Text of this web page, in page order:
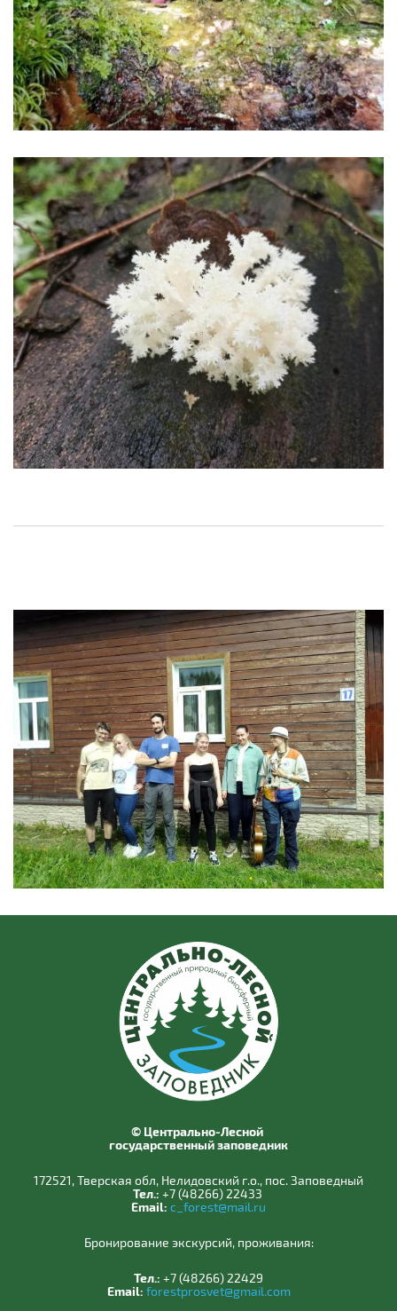
© Центрально-Лесной
государственный заповедник
172521, Тверская обл, Нелидовский г.о., пос. Заповедный
Тел.: +7 (48266) 22433
Email: c_forest@mail.ru
Бронирование экскурсий, проживания:
Тел.: +7 (48266) 22429
Email: forestprosvet@gmail.com